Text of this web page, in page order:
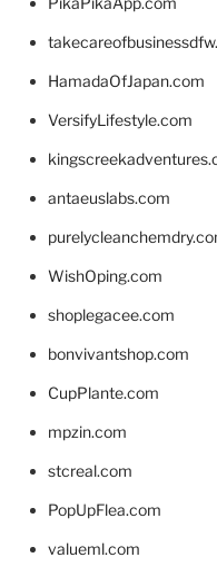
HamadaOfJapan.com
VersifyLifestyle.com
antaeuslabs.com
WishOping.com
shoplegacee.com
bonvivantshop.com
CupPlante.com
mpzin.com
stcreal.com
PopUpFlea.com
valueml.com